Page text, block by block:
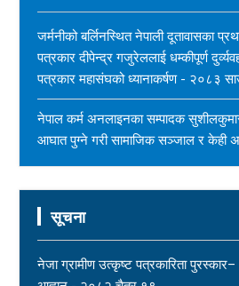
जर्मनीको बर्लिनस्थित नेपाली दूतावासका
पत्रकार दीपेन्द्र गजुरेललाई धम्कीपूर्ण
पत्रकार महासंघको ध्यानाकर्षण - २०८३
नेपाल कर्म अनलाइनका सम्पादक
आघात पुग्ने गरी सामाजिक सञ्जाल र केही
महासंघ बैतडी शाखाका अध्यक्ष नरिदत्त
खबरले नेपाल पत्रकार महासंघ स्तब्ध र
New
सूचना
नेजा ग्रामीण उत्कृष्ट पत्रकारिता